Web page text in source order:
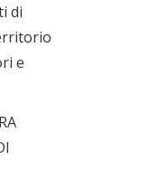
di
e